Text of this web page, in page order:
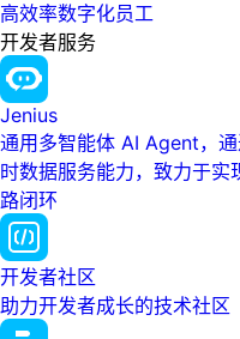
高效率数字化员工
开发者服务
Jenius
通用多智能体 AI Agent，
时数据服务能力，致力于实
路闭环
开发者社区
助力开发者成长的技术社区